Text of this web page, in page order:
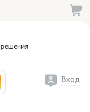
решения
Вход